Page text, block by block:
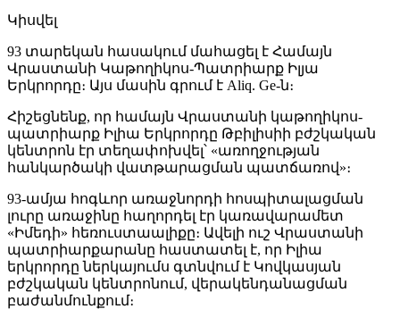
Կիսվել
93 տարեկան հասակում մահացել է Համայն
Վրաստանի Կաթողիկոս-Պատրիարք Իլյա
Երկրորդը։ Այս մասին գրում է Aliq. Ge-ն։
Հիշեցնենք, որ համայն Վրաստանի կաթողիկոս-
պատրիարք Իլիա Երկրորդը Թբիլիսիի բժշկական
կենտրոն էր տեղափոխվել՝ «առողջության
հանկարծակի վատթարացման պատճառով»։
93-ամյա հոգևոր առաջնորդի հոսպիտալացման
լուրը առաջինը հաղորդել էր կառավարամետ
«Իմեդի» հեռուստաալիքը։ Ավելի ուշ Վրաստանի
պատրիարքարանը հաստատել է, որ Իլիա
երկրորդը ներկայումս գտնվում է Կովկասյան
բժշկական կենտրոնում, վերակենդանացման
բաժանմունքում։